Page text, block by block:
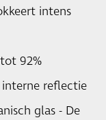
intens
92%
reflectie
glas - De